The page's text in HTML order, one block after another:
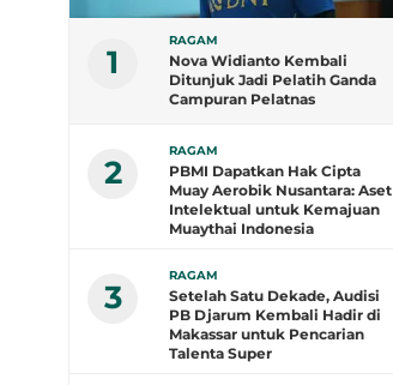
1
RAGAM
Nova Widianto Kembali
Ditunjuk Jadi Pelatih Ganda
Campuran Pelatnas
2
RAGAM
PBMI Dapatkan Hak Cipta
Muay Aerobik Nusantara: Aset
Intelektual untuk Kemajuan
Muaythai Indonesia
3
RAGAM
Setelah Satu Dekade, Audisi
PB Djarum Kembali Hadir di
Makassar untuk Pencarian
Talenta Super